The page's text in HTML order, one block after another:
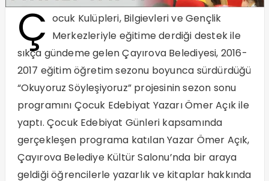
Ç ocuk Kulüpleri, Bilgievleri ve Gençlik
Merkezleriyle eğitime derdiği destek ile
sıkça gündeme gelen Çayırova Belediyesi, 2016-
2017 eğitim öğretim sezonu boyunca sürdürdüğü
“Okuyoruz Söyleşiyoruz” projesinin sezon sonu
programını Çocuk Edebiyat Yazarı Ömer Açık ile
yaptı. Çocuk Edebiyat Günleri kapsamında
gerçekleşen programa katılan Yazar Ömer Açık,
Çayırova Belediye Kültür Salonu’nda bir araya
geldiği öğrencilerle yazarlık ve kitaplar hakkında